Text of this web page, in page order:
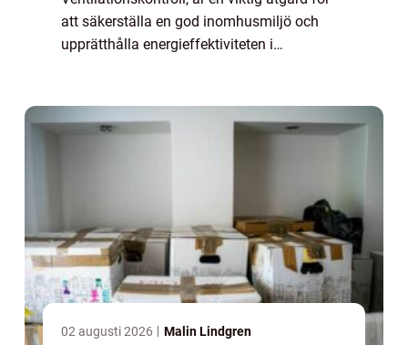
att säkerställa en god inomhusmiljö och
upprätthålla energieffektiviteten i
02 augusti 2026 Malin Lindgren